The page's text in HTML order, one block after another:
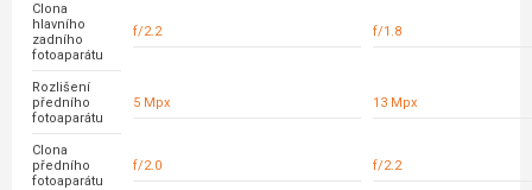
Clona
hlavního
zadního
fotoaparátu
f/2.2 f/1.8
Rozlišení
předního
fotoaparátu
5 Mpx 13 Mpx
Clona
předního
fotoaparátu
f/2.0 f/2.2